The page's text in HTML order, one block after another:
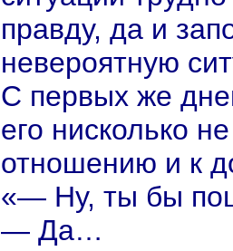
правду, да и
невероятную
С первых же
его нисколько
отношению и к
«— Ну, ты бы
— Да…